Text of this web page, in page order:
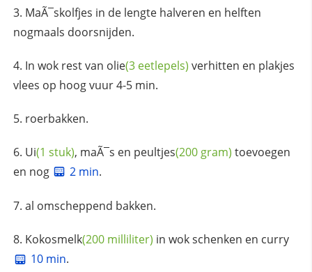
MaÃ¯skolfjes in de lengte halveren en helften
nogmaals doorsnijden.
In wok rest van olie(3 eetlepels) verhitten en plakjes
vlees op hoog vuur 4-5 min.
roerbakken.
Ui(1 stuk), maÃ¯s en peultjes(200 gram) toevoegen
en nog
2 min.
al omscheppend bakken.
Kokosmelk(200 milliliter) in wok schenken en curry
10 min.